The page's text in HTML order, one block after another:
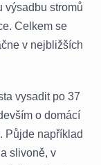
výsadbu stromů
Celkem se
v nejbližších
vysadit po 37
o domácí
Půjde například
slivoně, v